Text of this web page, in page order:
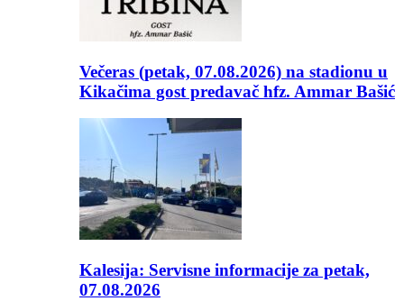
Večeras (petak, 07.08.2026) na stadionu u
Kikačima gost predavač hfz. Ammar Bašić
Kalesija: Servisne informacije za petak,
07.08.2026